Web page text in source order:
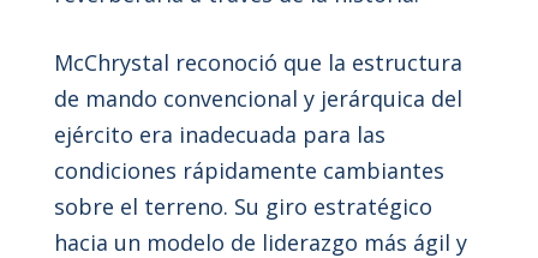
McChrystal reconoció que la estructura
de mando convencional y jerárquica del
ejército era inadecuada para las
condiciones rápidamente cambiantes
sobre el terreno. Su giro estratégico
hacia un modelo de liderazgo más ágil y